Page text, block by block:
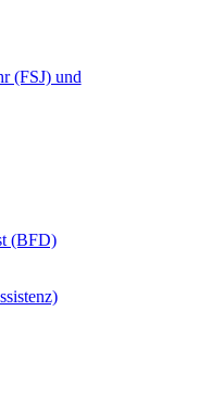
(FSJ) und
(BFD)